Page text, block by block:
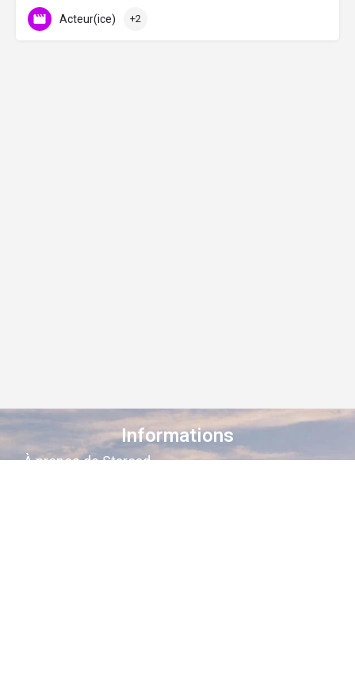
Acteur(ice) +2
Informations
À propos de Staroad